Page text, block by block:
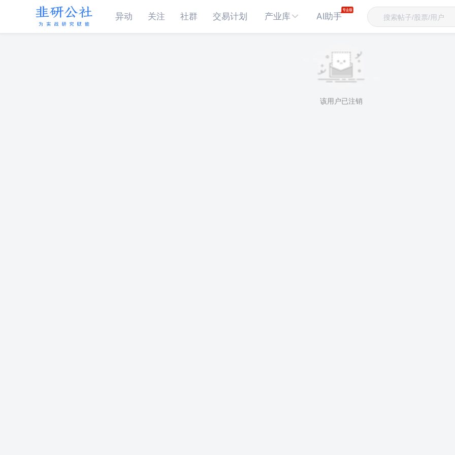
异动 关注 社群 交易计划 产业库 AI助手
该用户已注销